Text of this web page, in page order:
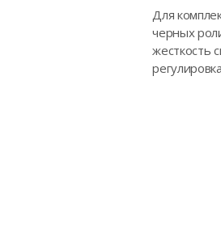
Для
черных
жесткость